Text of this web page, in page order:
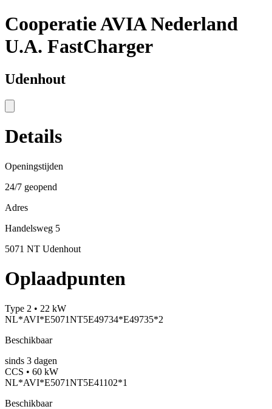
Cooperatie AVIA Nederland
U.A. FastCharger
Udenhout
Details
Openingstijden
24/7 geopend
Adres
Handelsweg 5
5071 NT Udenhout
Oplaadpunten
Type 2 • 22 kW
NL*AVI*E5071NT5E49734*E49735*2
Beschikbaar
sinds 3 dagen
CCS • 60 kW
NL*AVI*E5071NT5E41102*1
Beschikbaar